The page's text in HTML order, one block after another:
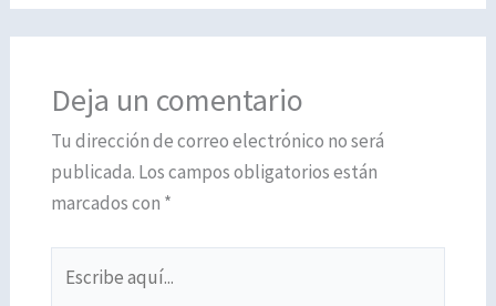
Deja un comentario
Tu dirección de correo electrónico no será
publicada. Los campos obligatorios están
marcados con *
aquí...